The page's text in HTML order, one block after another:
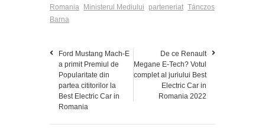
Romania
Ministerul Mediului parteneriat Tánczos
Barna
Ford Mustang Mach-E
a primit Premiul de
Popularitate din
partea cititorilor la
Best Electric Car in
Romania
De ce Renault
Megane E-Tech? Votul
complet al juriului Best
Electric Car in
Romania 2022